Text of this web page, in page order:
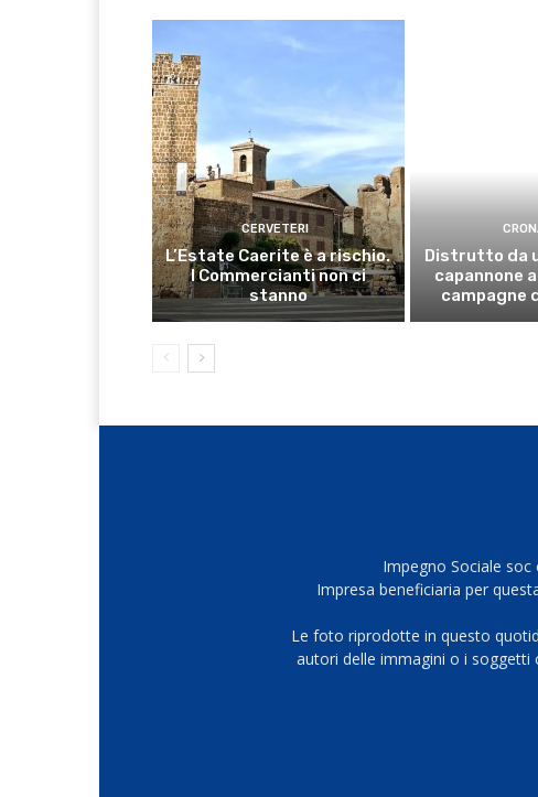
CERVETERI
L’Estate Caerite è a rischio.
I Commercianti non ci
stanno
Distrutto da
capannone
campagne
Impegno Sociale soc
Impresa beneficiaria per
Le foto riprodotte in questo
autori delle immagini o i soggetti